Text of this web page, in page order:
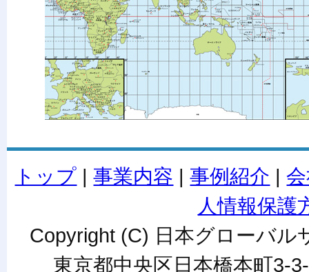
トップ |事業内容 |事例紹介 |
人情報保護
Copyright (C) 日本グローバル
東京都中央区日本橋本町3-